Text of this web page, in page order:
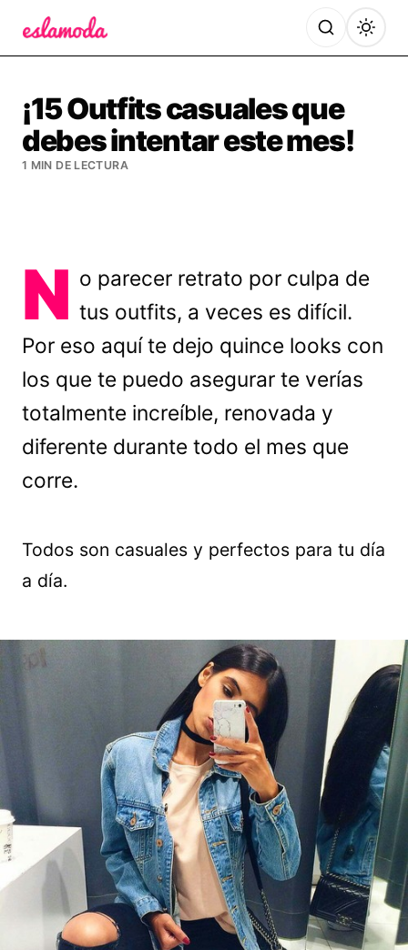
¡15 Outfits casuales que
debes intentar este mes!
1 MIN DE LECTURA
N o parecer retrato por culpa de
tus outfits, a veces es difícil.
Por eso aquí te dejo quince looks con
los que te puedo asegurar te verías
totalmente increíble, renovada y
diferente durante todo el mes que
corre.
Todos son casuales y perfectos para tu día
a día.